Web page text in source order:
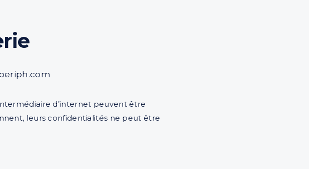
d’internet peuvent être
leurs confidentialités ne peut être